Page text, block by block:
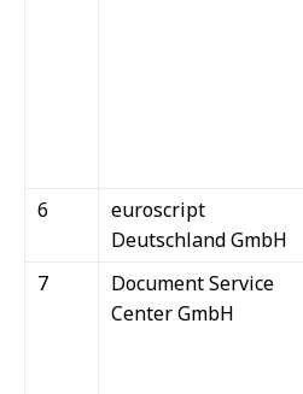
6
euroscript
Deutschland GmbH
7
Document Service
Center GmbH